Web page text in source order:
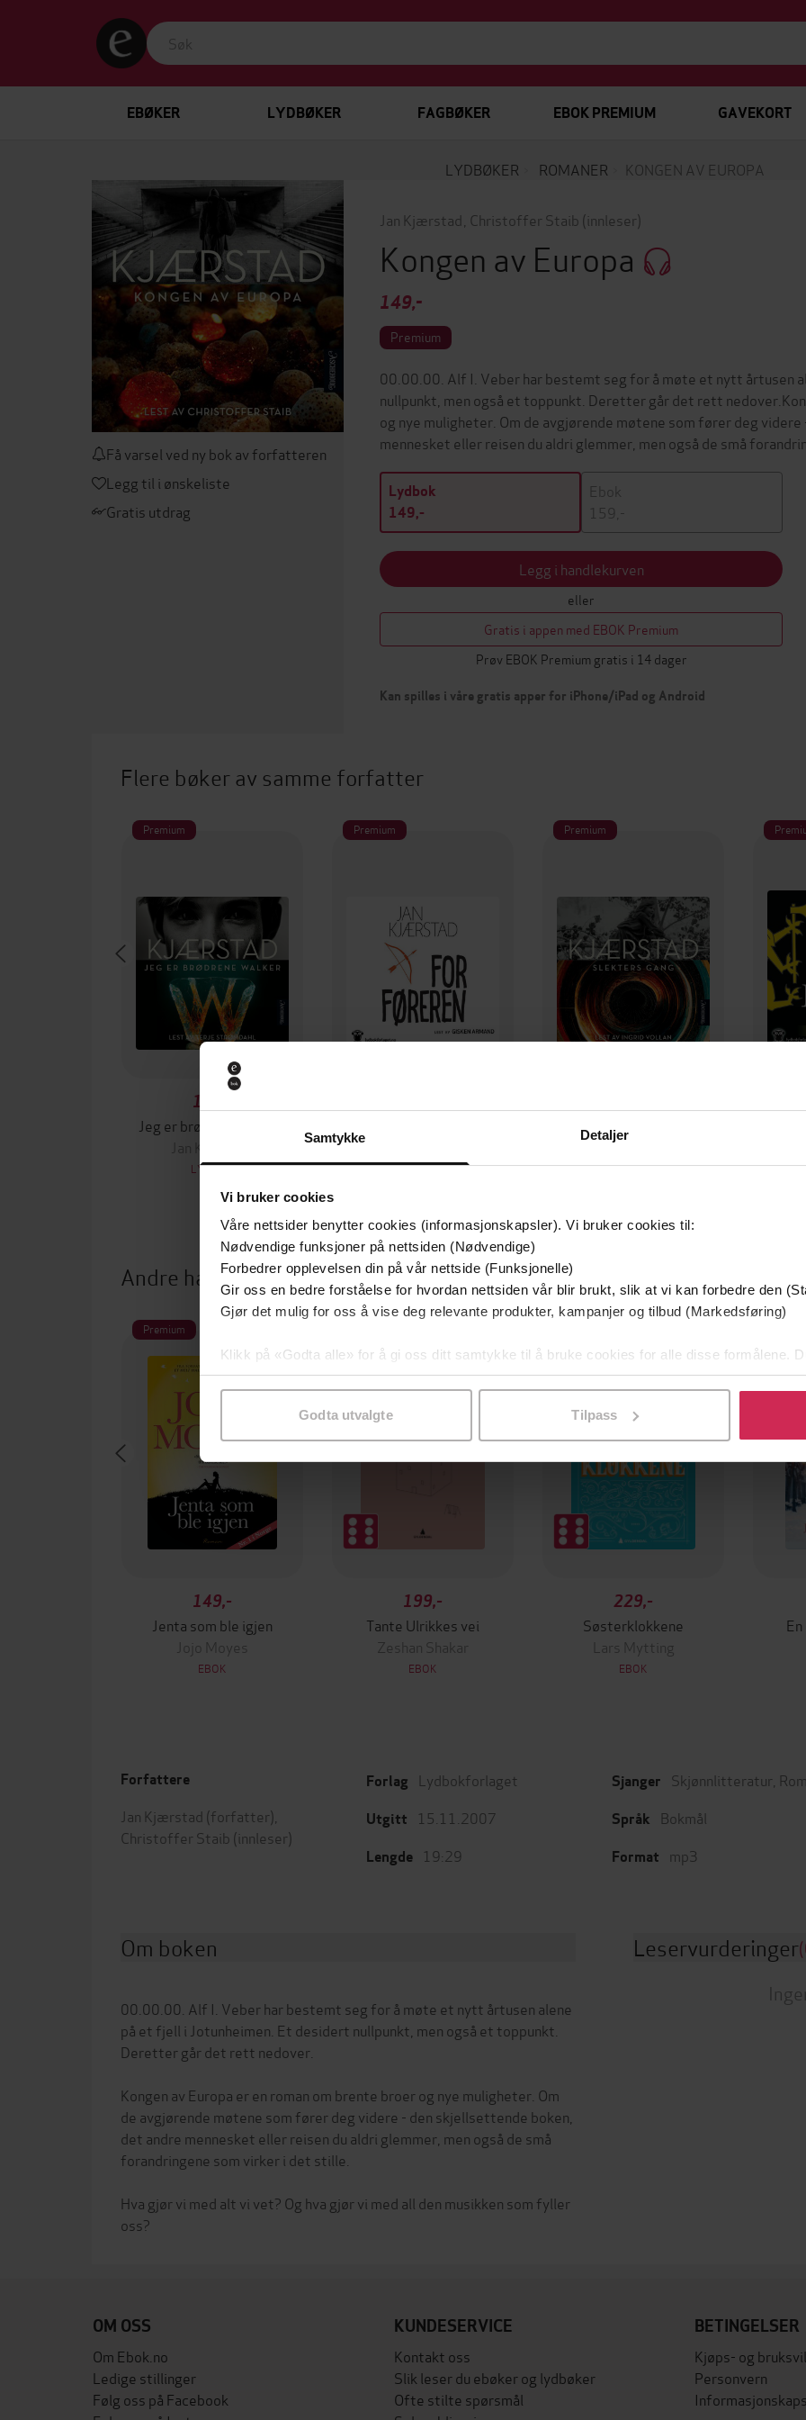
Samtykke Detaljer
Vi bruker cookies
Våre nettsider benytter cookies (informasjonskapsler). Vi bruker cookies til:
Nødvendige funksjoner på nettsiden (Nødvendige)
Forbedrer opplevelsen din på vår nettside (Funksjonelle)
Gir oss en bedre forståelse for hvordan nettsiden vår blir brukt, slik at vi kan forbedre den
Gjør det mulig for oss å vise deg relevante produkter, kampanjer og tilbud (Markedsføring)
Klikk på «Godta alle» for å gi oss ditt samtykke til å bruke cookies for alle disse formålene.
samtykke til spesifikke formål ved å klikke på «Tilpass». Du kan når som helst trekke
Godta utvalgte Tilpass
EBØKER LYDBØKER FAGBØKER EBOK PREMIUM GAVEKORT
LYDBØKER ROMANER KONGEN AV EUROPA
Få varsel ved ny bok av forfatteren
Legg til i ønskeliste
Gratis utdrag
Jan Kjærstad Christoffer Staib (innleser)
Kongen av Europa
149,-
Premium
00.00.00. Alf I. Veber har bestemt seg for å møte et nytt årtusen
nullpunkt, men også et toppunkt. Deretter går det rett
og nye muligheter. Om de avgjørende møtene som fører deg
mennesket eller reisen du aldri glemmer, men også de små
Lydbok
149,-
Ebok
159,-
Legg i handlekurven
eller
Gratis i appen med EBOK Premium
Prøv EBOK Premium gratis i 14 dager
Kan spilles i våre gratis apper for iPhone/iPad og Android
Flere bøker av samme forfatter
Premium
149,-
Jeg er brødrene Walker
Jan Kjærstad
LYDBOK
Premium
LYDBOK
Premium
Slekters gang
Jan Kjærstad
LYDBOK
Andre har også kjøpt
Premium
149,-
Jenta som ble igjen
Jojo Moyes
EBOK
199,-
Tante Ulrikkes vei
Zeshan Shakar
EBOK
229,-
Søsterklokkene
Lars Mytting
EBOK
Forfattere
Jan Kjærstad (forfatter),
Christoffer Staib (innleser)
Forlag Lydbokforlaget
Utgitt 15.11.2007
Lengde 19:29
Sjanger Skjønnlitteratur
Språk Bokmål
Format mp3
Om boken
00.00.00. Alf I. Veber har bestemt seg for å møte et nytt årtusen alene
på et fjell i Jotunheimen. Et desidert nullpunkt, men også et toppunkt.
Deretter går det rett nedover.
Kongen av Europa er en roman om brente broer og nye muligheter. Om
de avgjørende møtene som fører deg videre - den skjellsettende boken,
det andre mennesket eller reisen du aldri glemmer, men også de små
forandringene som virker i det stille.
Hva gjør vi med alt vi vet? Og hva gjør vi med all den musikken som fyller
Leservurderinger
OM OSS
Om Ebok.no
Ledige stillinger
Følg oss på Facebook
KUNDESERVICE
Kontakt oss
Slik leser du ebøker og lydbøker
Ofte stilte spørsmål
BETINGELSER
Kjøps- og
Personvern